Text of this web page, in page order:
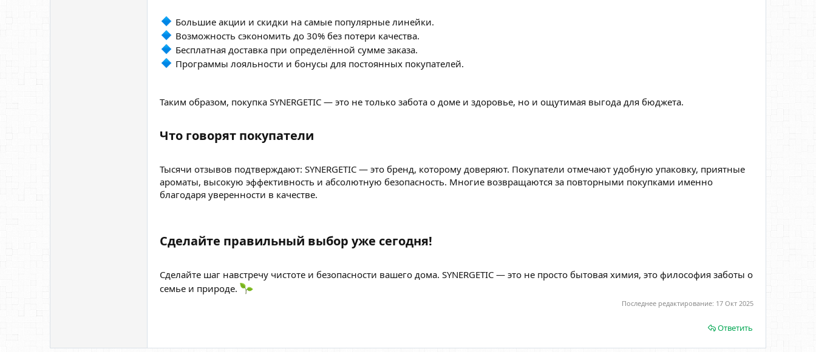
Большие акции и скидки на самые популярные линейки.
Возможность сэкономить до 30% без потери качества.
Бесплатная доставка при определённой сумме заказа.
Программы лояльности и бонусы для постоянных покупателей.
Таким образом, покупка SYNERGETIC — это не только забота о доме и здоровье, но и ощутимая выгода для бюджета.
Что говорят покупатели​
Тысячи отзывов подтверждают: SYNERGETIC — это бренд, которому доверяют. Покупатели отмечают удобную упаковку, приятные
ароматы, высокую эффективность и абсолютную безопасность. Многие возвращаются за повторными покупками именно
благодаря уверенности в качестве.
Сделайте правильный выбор уже сегодня!​
Сделайте шаг навстречу чистоте и безопасности вашего дома. SYNERGETIC — это не просто бытовая химия, это философия заботы о
семье и природе.
Последнее редактирование: 17 Окт 2025
Ответить